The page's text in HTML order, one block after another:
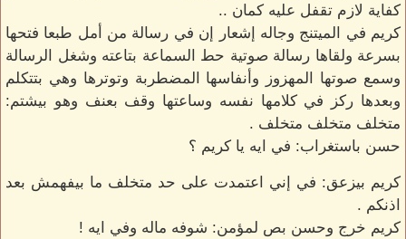
كفاية لازم تقفل عليه كمان ..
كريم في الميتنج وجاله إشعار إن في رسالة من أمل طبعا فتحها
بسرعة ولقاها رسالة صوتية حط السماعة بتاعته وشغل الرسالة
وسمع صوتها المهزوز وأنفاسها المضطربة وتوترها وهي بتتكلم
وبعدها ركز في كلامها نفسه وساعتها وقف بعنف وهو بيشتم:
متخلف متخلف متخلف .
حسن باستغراب: في ايه يا كريم ؟
كريم بيزعق: في إني اعتمدت على حد متخلف ما بيفهمش بعد
اذنكم .
كريم خرج وحسن بص لمؤمن: شوفه ماله وفي ايه !